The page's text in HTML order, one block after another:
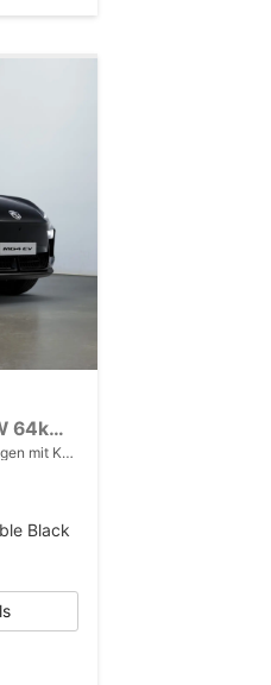
Luxury Long Range 231PS/170kW 64kWh 2025 | +7-Jahre/150.000km Werksgarantie
Black